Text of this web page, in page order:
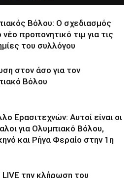
Βόλου: Ο σχεδιασμός
νέο προπονητικό τιμ για τις
του συλλόγου
στον άσο για τον
Βόλου
Ερασιτεχνών: Αυτοί είναι οι
για Ολυμπιακό Βόλου,
και Ρήγα Φεραίο στην 1η
LIVE την κλήρωση του